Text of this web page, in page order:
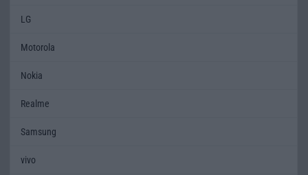
LG
Motorola
Nokia
Realme
Samsung
vivo